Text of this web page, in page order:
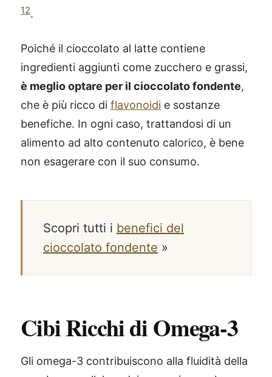
12.
Poiché il cioccolato al latte contiene
ingredienti aggiunti come zucchero e grassi,
è meglio optare per il cioccolato fondente,
che è più ricco di flavonoidi e sostanze
benefiche. In ogni caso, trattandosi di un
alimento ad alto contenuto calorico, è bene
non esagerare con il suo consumo.
Scopri tutti i benefici del
cioccolato fondente »
Cibi Ricchi di Omega-3
Gli omega-3 contribuiscono alla fluidità della